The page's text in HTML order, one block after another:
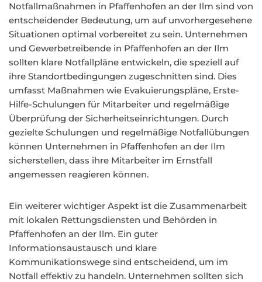
Notfallmaßnahmen in Pfaffenhofen an der Ilm sind von
entscheidender Bedeutung, um auf unvorhergesehene
Situationen optimal vorbereitet zu sein. Unternehmen
und Gewerbetreibende in Pfaffenhofen an der Ilm
sollten klare Notfallpläne entwickeln, die speziell auf
ihre Standortbedingungen zugeschnitten sind. Dies
umfasst Maßnahmen wie Evakuierungspläne, Erste-
Hilfe-Schulungen für Mitarbeiter und regelmäßige
Überprüfung der Sicherheitseinrichtungen. Durch
gezielte Schulungen und regelmäßige Notfallübungen
können Unternehmen in Pfaffenhofen an der Ilm
sicherstellen, dass ihre Mitarbeiter im Ernstfall
angemessen reagieren können.
Ein weiterer wichtiger Aspekt ist die Zusammenarbeit
mit lokalen Rettungsdiensten und Behörden in
Pfaffenhofen an der Ilm. Ein guter
Informationsaustausch und klare
Kommunikationswege sind entscheidend, um im
Notfall effektiv zu handeln. Unternehmen sollten sich